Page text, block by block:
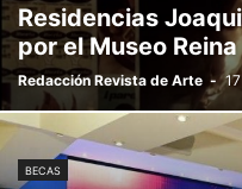
Residencias
por el Museo
Redacción Revista de Arte -
BECAS